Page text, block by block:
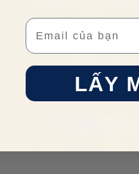
Email
LẤY